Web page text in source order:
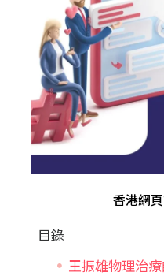
香港網
目錄
王振雄物理治